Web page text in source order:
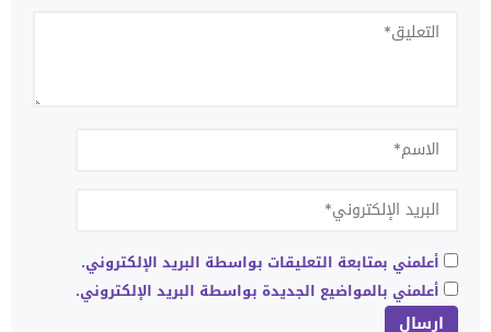
أعلمني بمتابعة التعليقات بواسطة البريد الإلكتروني.
أعلمني بالمواضيع الجديدة بواسطة البريد الإلكتروني.